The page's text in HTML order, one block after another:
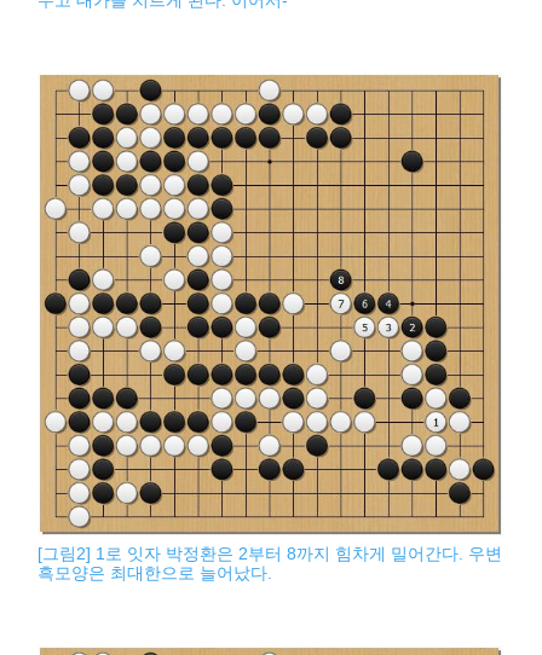
[그림2] 1로 잇자 박정환은 2부터 8까지 힘차게 밀어간다. 우변
흑모양은 최대한으로 늘어났다.